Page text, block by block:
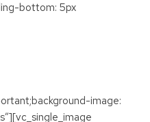
bottom: 5px
image: